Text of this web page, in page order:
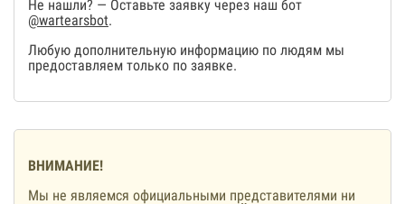
Не нашли? — Оставьте заявку через наш бот
@wartearsbot.
Любую дополнительную информацию по людям мы
предоставляем только по заявке.
ВНИМАНИЕ!
Мы не являемся официальными представителями ни